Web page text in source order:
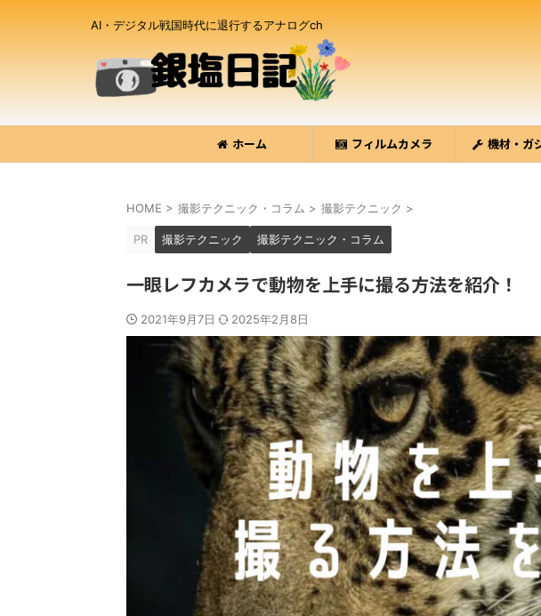
AI・デジタル戦国時代に退行するアナログch
ホーム フィルムカメラ 機材・ガ
HOME > 撮影テクニック・コラム > 撮影テクニック >
PR 撮影テクニック 撮影テクニック・コラム
一眼レフカメラで動物を上手に撮る方法を紹介！
2021年9月7日 2025年2月8日